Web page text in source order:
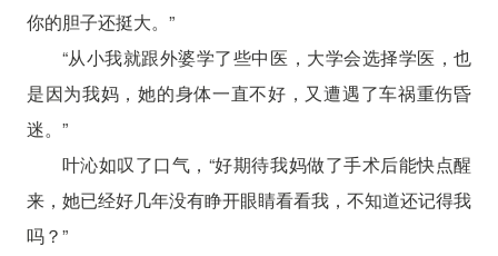
你的胆子还挺大。”
“从小我就跟外婆学了些中医，大学会选择学医，也
是因为我妈，她的身体一直不好，又遭遇了车祸重伤昏
迷。”
叶沁如叹了口气，“好期待我妈做了手术后能快点醒
来，她已经好几年没有睁开眼睛看看我，不知道还记得我
吗？”